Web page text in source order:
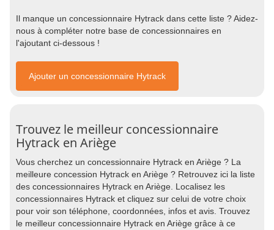
Il manque un concessionnaire Hytrack dans cette liste ? Aidez-
nous à compléter notre base de concessionnaires en
l'ajoutant ci-dessous !
Ajouter un concessionnaire Hytrack
Trouvez le meilleur concessionnaire
Hytrack en Ariège
Vous cherchez un concessionnaire Hytrack en Ariège ? La
meilleure concession Hytrack en Ariège ? Retrouvez ici la liste
des concessionnaires Hytrack en Ariège. Localisez les
concessionnaires Hytrack et cliquez sur celui de votre choix
pour voir son téléphone, coordonnées, infos et avis. Trouvez
le meilleur concessionnaire Hytrack en Ariège grâce à ce